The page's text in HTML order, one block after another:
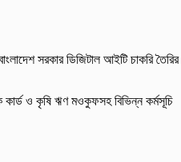
সরকার ডিজিটাল আইটি চাকরি তৈরির
কার্ড ও কৃষি ঋণ মওকুফসহ বিভিন্ন কর্মসূচি